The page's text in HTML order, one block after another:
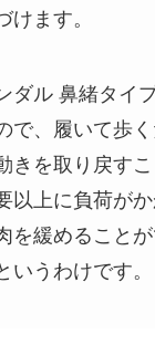
けます。
ダル 鼻緒タイ
で、履いて歩
きを取り戻す
以上に負荷が
を緩めること
いうわけです。